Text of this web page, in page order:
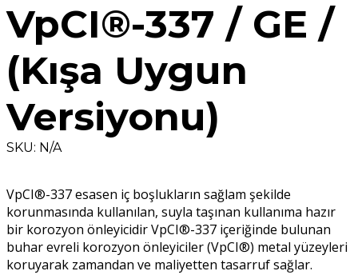
VpCI®-337 / GE /
(Kışa Uygun
Versiyonu)
SKU: N/A
VpCI®-337 esasen iç boşlukların sağlam şekilde
korunmasında kullanılan, suyla taşınan kullanıma hazır
bir korozyon önleyicidir VpCI®-337 içeriğinde bulunan
buhar evreli korozyon önleyiciler (VpCI®) metal yüzeyleri
koruyarak zamandan ve maliyetten tasarruf sağlar.